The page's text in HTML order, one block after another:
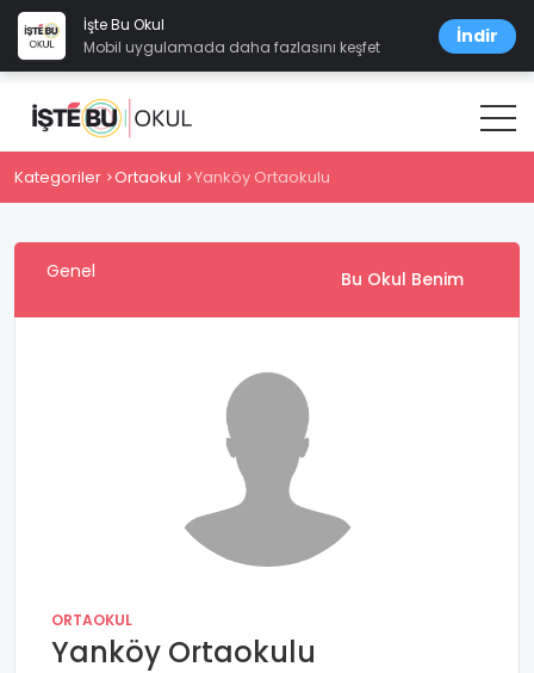
İşte Bu Okul
Mobil uygulamada daha fazlasını keşfet
İndir
Kategoriler Ortaokul Yanköy Ortaokulu
Genel Bu Okul Benim
ORTAOKUL
Yanköy Ortaokulu